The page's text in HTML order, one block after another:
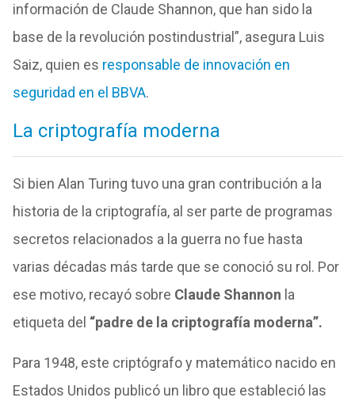
información de Claude Shannon, que han sido la
base de la revolución postindustrial”, asegura Luis
Saiz, quien es responsable de innovación en
seguridad en el BBVA.
La criptografía moderna
Si bien Alan Turing tuvo una gran contribución a la
historia de la criptografía, al ser parte de programas
secretos relacionados a la guerra no fue hasta
varias décadas más tarde que se conoció su rol. Por
ese motivo, recayó sobre Claude Shannon la
etiqueta del “padre de la criptografía moderna”.
Para 1948, este criptógrafo y matemático nacido en
Estados Unidos publicó un libro que estableció las